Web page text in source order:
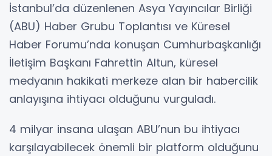
İstanbul’da düzenlenen Asya Yayıncılar Birliği
(ABU) Haber Grubu Toplantısı ve Küresel
Haber Forumu’nda konuşan Cumhurbaşkanlığı
İletişim Başkanı Fahrettin Altun, küresel
medyanın hakikati merkeze alan bir habercilik
anlayışına ihtiyacı olduğunu vurguladı.
4 milyar insana ulaşan ABU’nun bu ihtiyacı
karşılayabilecek önemli bir platform olduğunu